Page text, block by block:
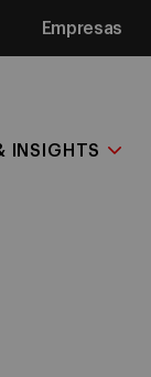
Empresas
INSIGHTS